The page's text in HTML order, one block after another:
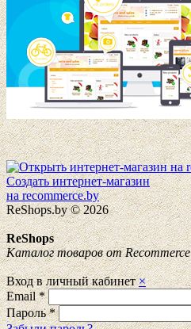
Создать интернет-магазин
на recommerce.by
ReShops.by © 2026
ReShops
Каталог товаров от Recommerce
Вход в личный кабинет ×
Email*
Пароль*